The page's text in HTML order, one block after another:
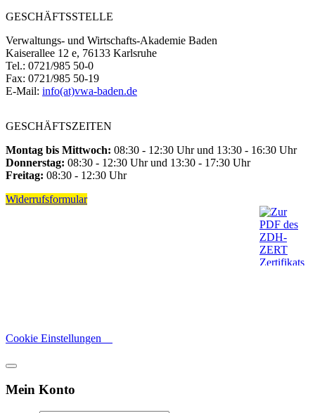
GESCHÄFTSSTELLE
Verwaltungs- und Wirtschafts-Akademie Baden
Kaiserallee 12 e, 76133 Karlsruhe
Tel.: 0721/985 50-0
Fax: 0721/985 50-19
E-Mail: info(at)vwa-baden.de
GESCHÄFTSZEITEN
Montag bis Mittwoch: 08:30 - 12:30 Uhr und 13:30 - 16:30 Uhr
Donnerstag: 08:30 - 12:30 Uhr und 13:30 - 17:30 Uhr
Freitag: 08:30 - 12:30 Uhr
Widerrufsformular
Cookie Einstellungen
Mein Konto